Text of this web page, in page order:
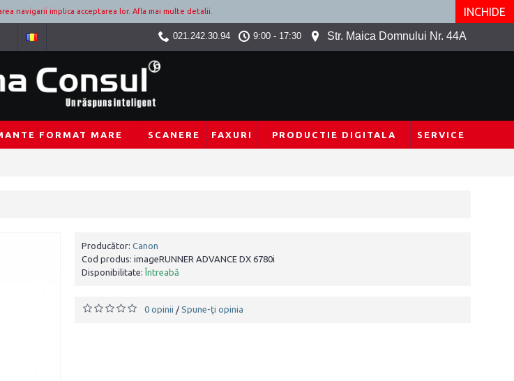
navigarii implica acceptarea lor. Afla mai multe detalii. INCHIDE
021.242.30.94 9:00 - 17:30 Str. Maica Domnului Nr. 44A
FORMAT MARE SCANERE FAXURI PRODUCTIE DIGITALA SERVICE
Producător: Canon
Cod produs: imageRUNNER ADVANCE DX 6780i
Disponibilitate: Întreabă
0 opinii / Spune-ţi opinia